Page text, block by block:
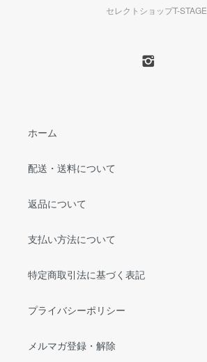
セレクトショップT-STAGE
ホーム
配送・送料について
返品について
支払い方法について
特定商取引法に基づく表記
プライバシーポリシー
メルマガ登録・解除